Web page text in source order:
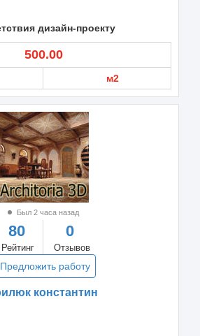
дизайн-проекту
500.00
м2
Был 2 часа назад
80
Рейтинг
0
Отзывов
Предложить работу
константин